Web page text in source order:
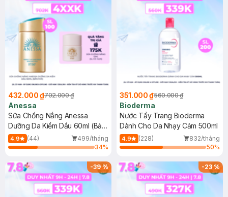
432.000 ₫702.000 ₫
Anessa
Sữa Chống Nắng Anessa
Dưỡng Da Kiềm Dầu 60ml (Bản
Mới)
4.9 (44)
499/tháng
34%
351.000 ₫560.000 ₫
Bioderma
Nước Tẩy Trang Bioderma
Dành Cho Da Nhạy Cảm 500ml
4.9 (228)
832/tháng
50%
-39% -23%